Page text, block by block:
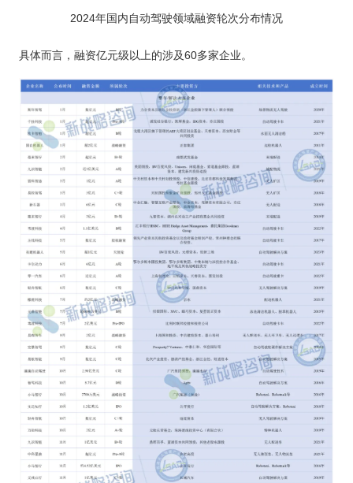
2024年国内自动驾驶领域融资轮次分布情况
具体而言，融资亿元级以上的涉及60多家企业。